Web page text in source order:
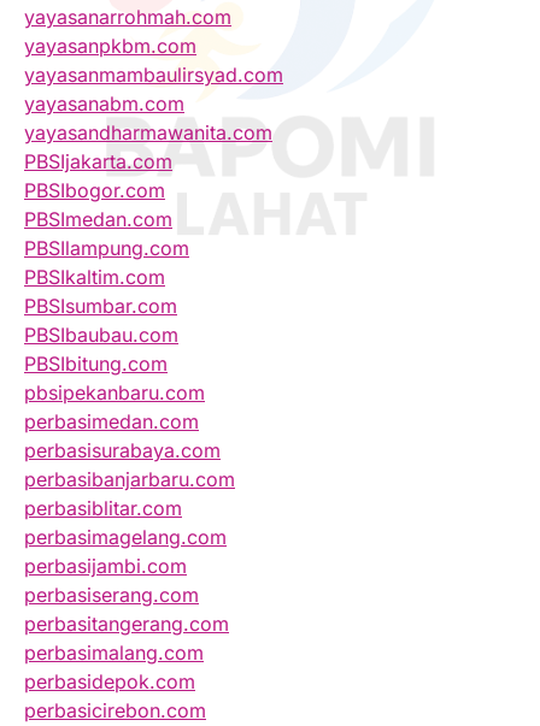
yayasanarrohmah.com
yayasanpkbm.com
yayasanmambaulirsyad.com
yayasanabm.com
yayasandharmawanita.com
PBSIjakarta.com
PBSIbogor.com
PBSImedan.com
PBSIlampung.com
PBSIkaltim.com
PBSIsumbar.com
PBSIbaubau.com
PBSIbitung.com
pbsipekanbaru.com
perbasimedan.com
perbasisurabaya.com
perbasibanjarbaru.com
perbasiblitar.com
perbasimagelang.com
perbasijambi.com
perbasiserang.com
perbasitangerang.com
perbasimalang.com
perbasidepok.com
perbasicirebon.com